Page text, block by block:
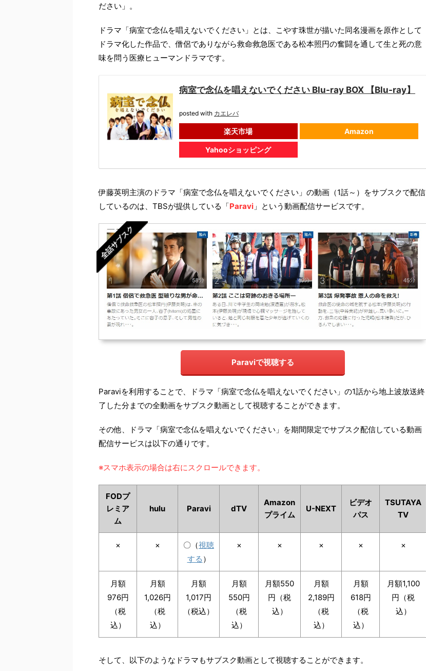
ださい」。
ドラマ「病室で念仏を唱えないでください」とは、こやす珠世が描いた同名漫画を原作として
ドラマ化した作品で、僧侶でありながら救命救急医である松本照円の奮闘を通して生と死の意
味を問う医療ヒューマンドラマです。
病室で念仏を唱えないでください Blu-ray BOX 【Blu-ray】
posted with カエレバ
楽天市場 Amazon
Yahooショッピング
伊藤英明主演のドラマ「病室で念仏を唱えないでください」の動画（1話～）をサブスクで配信
しているのは、TBSが提供している「Paravi 」という動画配信サービスです。
全話サブスク
Paraviで視聴する
Paraviを利用することで、ドラマ「病室で念仏を唱えないでください」の1話から地上波放送終
了した分までの全動画をサブスク動画として視聴することができます。
その他、ドラマ「病室で念仏を唱えないでください」を期間限定でサブスク配信している動画
配信サービスは以下の通りです。
※スマホ表示の場合は右にスクロールできます。
FODプ
レミア
ム
hulu Paravi dTV
Amazon
プライム
U-NEXT
ビデオ
パス
TSUTAYA
TV
× × 〇（視聴
する ）
× × × × ×
月額
976円
（税
込）
月額
1,026円
（税
込）
月額
1,017円
（税込）
月額
550円
（税
込）
月額550
円（税
込）
月額
2,189円
（税
込）
月額
618円
（税
込）
月額1,100
円（税
込）
そして、以下のようなドラマもサブスク動画として視聴することができます。